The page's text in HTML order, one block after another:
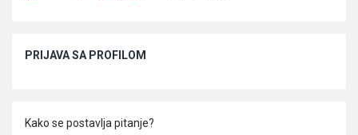
PRIJAVA SA PROFILOM
Kako se postavlja pitanje?